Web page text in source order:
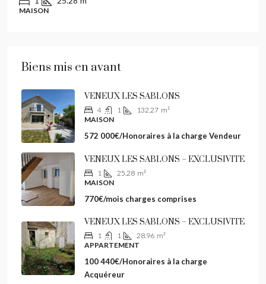
MAISON
Biens mis en avant
VENEUX LES SABLONS
4 1 132.27 m²
MAISON
572 000€/Honoraires à la charge Vendeur
VENEUX LES SABLONS – EXCLUSIVITE
1 25.28 m²
MAISON
770€/mois charges comprises
VENEUX LES SABLONS – EXCLUSIVITE
1 1 28.96 m²
APPARTEMENT
100 440€/Honoraires à la charge
Acquéreur